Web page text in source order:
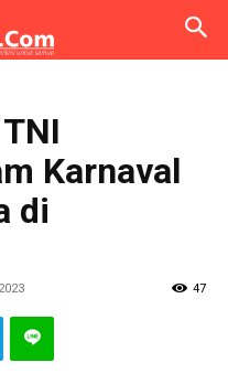
Karnaval
di
47